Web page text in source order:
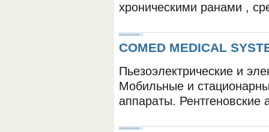
ОБОРУДОВАНИЯ МЕДКОМ
хроническими ранами ,
COMED MEDICAL
Пьезоэлектрические и
Мобильные и
аппараты. Рентгеновские